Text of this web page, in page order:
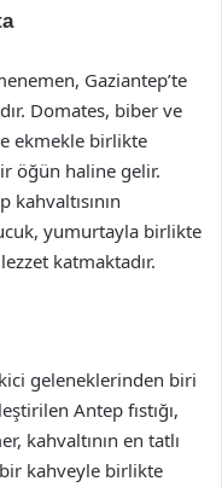
Gaziantep’te
Domates, biber ve
ekmekle birlikte
öğün haline gelir.
yumurtayla birlikte
katmaktadır.
geleneklerinden biri
Antep fıstığı,
kahvaltının en tatlı
kahveyle birlikte